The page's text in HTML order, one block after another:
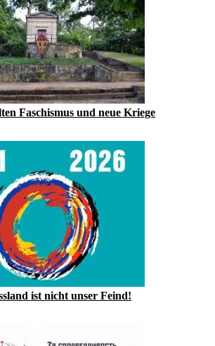
Faschismus und neue Kriege
ist nicht unser Feind!